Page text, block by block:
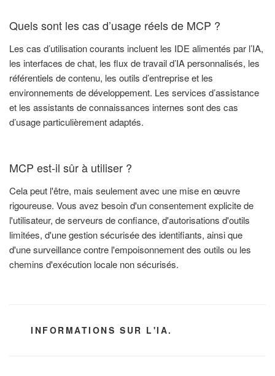
Quels sont les cas d’usage réels de MCP ?
Les cas d’utilisation courants incluent les IDE alimentés par l’IA,
les interfaces de chat, les flux de travail d’IA personnalisés, les
référentiels de contenu, les outils d’entreprise et les
environnements de développement. Les services d’assistance
et les assistants de connaissances internes sont des cas
d’usage particulièrement adaptés.
MCP est-il sûr à utiliser ?
Cela peut l'être, mais seulement avec une mise en œuvre
rigoureuse. Vous avez besoin d'un consentement explicite de
l'utilisateur, de serveurs de confiance, d'autorisations d'outils
limitées, d'une gestion sécurisée des identifiants, ainsi que
d'une surveillance contre l'empoisonnement des outils ou les
chemins d'exécution locale non sécurisés.
CATÉGORIES
INFORMATIONS SUR L'IA.